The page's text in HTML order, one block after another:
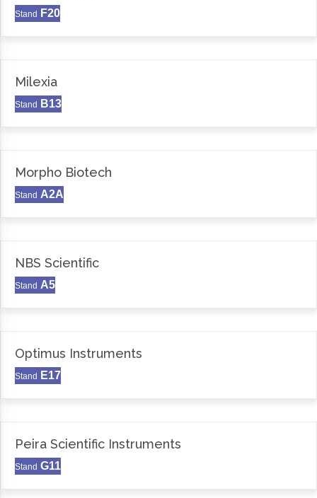
Stand F20
Milexia
Stand B13
Morpho Biotech
Stand A2A
NBS Scientific
Stand A5
Optimus Instruments
Stand E17
Peira Scientific Instruments
Stand G11